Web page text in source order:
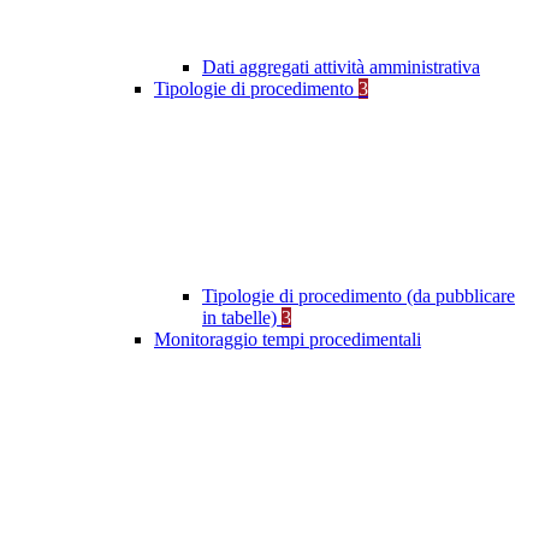
Dati aggregati attività amministrativa
Tipologie di procedimento 3
Tipologie di procedimento (da pubblicare
in tabelle) 3
Monitoraggio tempi procedimentali